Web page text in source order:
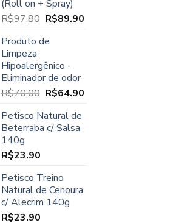
(Roll on + Spray)
R$97.80 O
original
R$97.80.
R$89.90
Produto de
Limpeza
Hipoalergênico -
Eliminador de odor
R$70.00 O
original
era:
R$64.90
Petisco Natural de
Beterraba c/ Salsa
140g
R$23.90
Petisco Treino
Natural de Cenoura
c/ Alecrim 140g
R$23.90